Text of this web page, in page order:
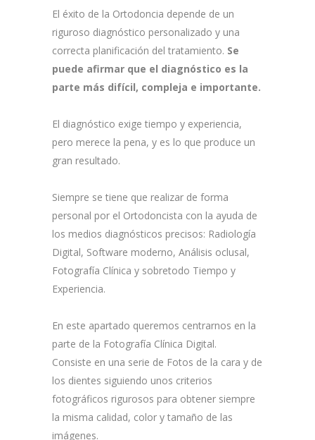
El éxito de la Ortodoncia depende de un
riguroso diagnóstico personalizado y una
correcta planificación del tratamiento. Se
puede afirmar que el diagnóstico es la
parte más difícil, compleja e importante.
El diagnóstico exige tiempo y experiencia,
pero merece la pena, y es lo que produce un
gran resultado.
Siempre se tiene que realizar de forma
personal por el Ortodoncista con la ayuda de
los medios diagnósticos precisos: Radiología
Digital, Software moderno, Análisis oclusal,
Fotografía Clínica y sobretodo Tiempo y
Experiencia.
En este apartado queremos centrarnos en la
parte de la Fotografía Clínica Digital.
Consiste en una serie de Fotos de la cara y de
los dientes siguiendo unos criterios
fotográficos rigurosos para obtener siempre
la misma calidad, color y tamaño de las
imágenes.